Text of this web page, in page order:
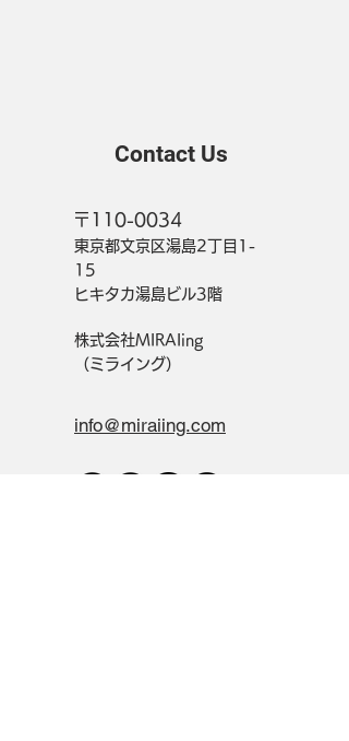
Contact Us
〒110-0034
東京都文京区湯島2丁目1-
15
ヒキタカ湯島ビル3階
株式会社MIRAIing
（ミライング）
info@miraiing.com